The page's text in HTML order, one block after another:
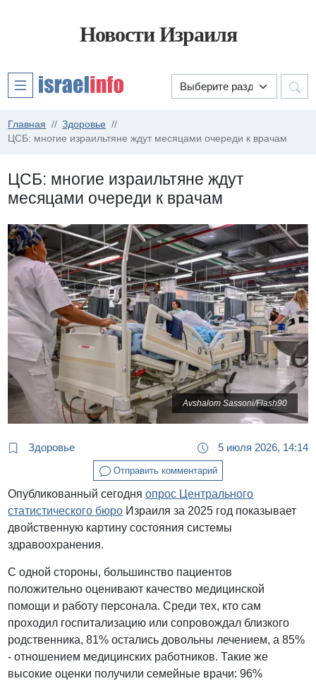
Новости Израиля
Главная
Здоровье
ЦСБ: многие израильтяне ждут месяцами очереди к врачам
ЦСБ: многие израильтяне ждут
месяцами очереди к врачам
Avshalom Sassoni/Flash90
Здоровье 5 июля 2026, 14:14
Отправить комментарий
Опубликованный сегодняопрос Центрального
статистического бюро Израиля за 2025 год показывает
двойственную картину состояния системы
здравоохранения.
С одной стороны, большинство пациентов
положительно оценивают качество медицинской
помощи и работу персонала. Среди тех, кто сам
проходил госпитализацию или сопровождал близкого
родственника, 81% остались довольны лечением, а 85%
- отношением медицинских работников. Такие же
высокие оценки получили семейные врачи: 96%